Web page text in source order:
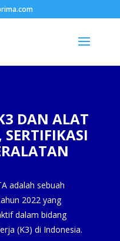
DAN ALAT
adalah sebuah
2022 yang
dalam bidang
(K3) di Indonesia.